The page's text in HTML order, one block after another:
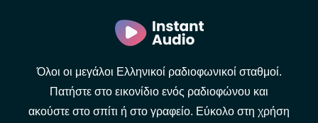
Όλοι οι μεγάλοι Ελληνικοί ραδιοφωνικοί σταθμοί.
Πατήστε στο εικονίδιο ενός ραδιοφώνου και
ακούστε στο σπίτι ή στο γραφείο. Εύκολο στη χρήση